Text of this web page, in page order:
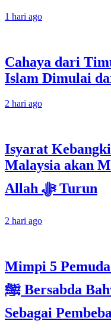
1 hari ago
Cahaya dari
Islam Dimulai
2 hari ago
Isyarat
Malaysia akan
Allah ﷻ Turun
2 hari ago
Mimpi 5
ﷺ Bersabda Bahwa Muslim Indonesia
Sebagai